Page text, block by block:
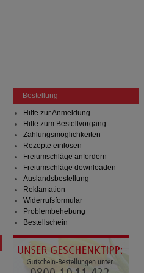
Bestellung
Hilfe zur Anmeldung
Hilfe zum Bestellvorgang
Zahlungsmöglichkeiten
Rezepte einlösen
Freiumschläge anfordern
Freiumschläge downloaden
Auslandsbestellung
Reklamation
Widerrufsformular
Problembehebung
Bestellschein